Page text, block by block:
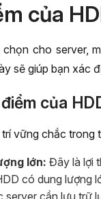
của
cho server,
sẽ giúp bạn xác
của
vững chắc trong
lớn: Đây là lợi
có dung lượng
cần lưu trữ